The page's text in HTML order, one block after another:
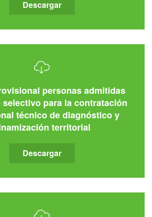
Descargar
personas admitidas
para la contratación
técnico de diagnóstico y
territorial
Descargar